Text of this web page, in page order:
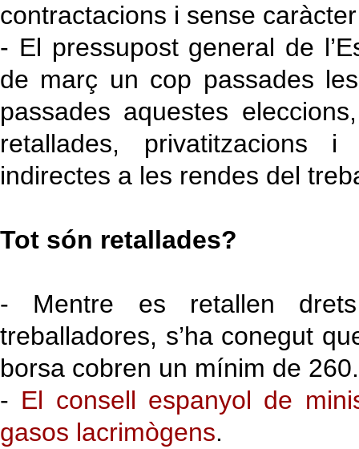
contractacions i sense
- El pressupost general de
de març un cop passades
passades aquestes
retallades, privatitzacions
indirectes a les rendes del
Tot són retallades?
- Mentre es retallen
treballadores, s’ha conegut
borsa cobren un mínim de
- El consell espanyol de
gasos lacrimògens.